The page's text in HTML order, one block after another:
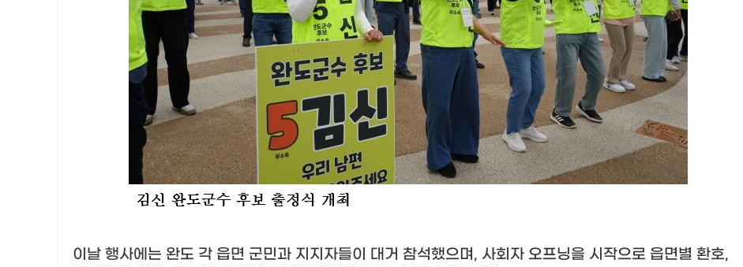
이날 행사에는 완도 각 읍면 군민과 지지자들이 대거 참석했으며, 사회자 오프닝을 시작으로 읍면별 환호,